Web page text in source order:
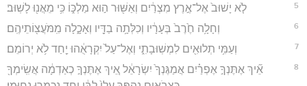
5 לֹ֤א יָשׁוּב֙ אֶל־אֶ֣רֶץ מִצְרַ֔יִם וְאַשּׁ֖וּר ה֣וּא מַלְכּ֑וֹ כִּ֥י מֵאֲנ֖וּ לָשֽׁוּב׃
6 וְחָלָ֥ה חֶ֙רֶב֙ בְּעָרָ֔יו וְכִלְּתָ֥ה בַדָּ֖יו וְאָכָ֑לָה מִֽמֹּעֲצ֖וֹתֵיהֶֽם׃
7 וְעַמִּ֥י תְלוּאִ֖ים לִמְשֽׁוּבָתִ֑י וְאֶל־עַל֙ יִקְרָאֻ֔הוּ יַ֖חַד לֹ֥א יְרוֹמֵם׃
8
אֵ֞יךְ אֶתֶּנְךָ֣ אֶפְרַ֗יִם אֲמַגֶּנְךָ֙ יִשְׂרָאֵ֔ל אֵ֚יךְ אֶתֶּנְךָ֣ כְאַדְמָ֔ה אֲשִֽׂימְךָ֖